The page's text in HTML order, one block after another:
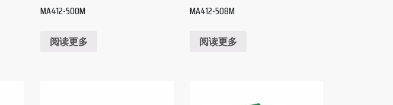
MA412-500M
阅读更多
MA412-508M
阅读更多